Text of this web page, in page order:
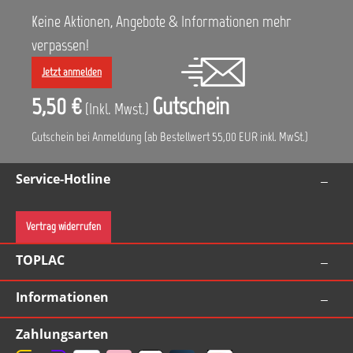
Keine Aktionen, Angebote & Informationen mehr
verpassen!
Jetzt anmelden
5,50 € (Inkl. Mwst.) Gutschein
Gutschein bei Anmeldung (ab Bestellwert 55,00 EUR inkl. MwSt.)
Service-Hotline
Vertrag widerrufen
TOPLAC
Informationen
Zahlungsarten